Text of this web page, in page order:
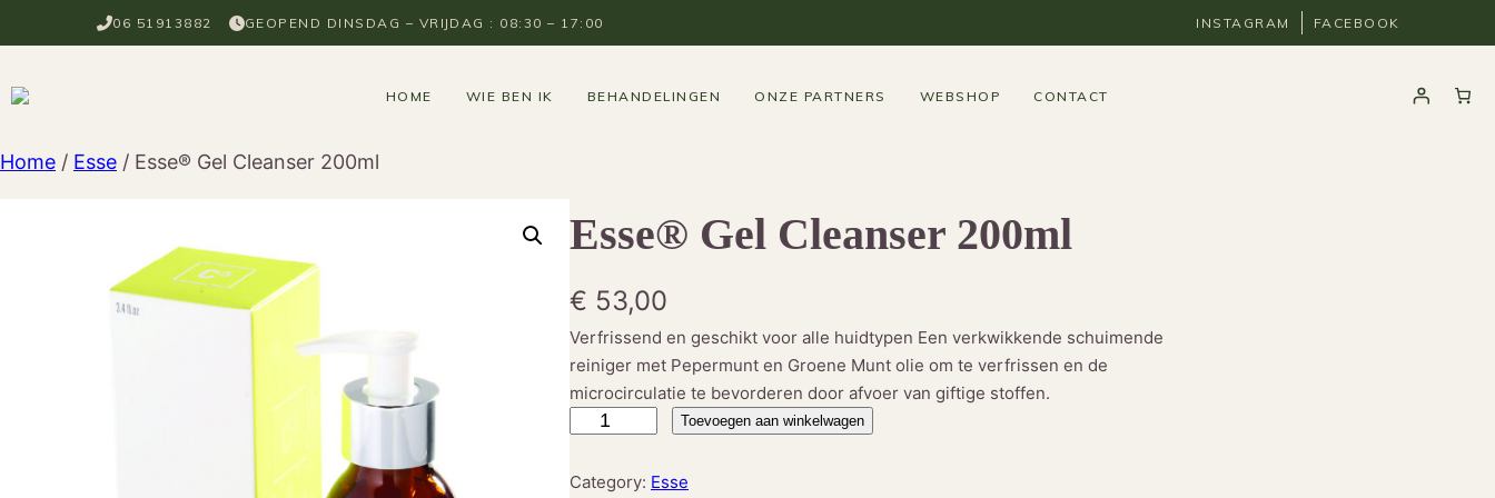
naar
inhoud
06 51913882 GEOPEND DINSDAG – VRIJDAG : 08:30 – 17:00 INSTAGRAM FACEBOOK
HOME WIE BEN IK BEHANDELINGEN ONZE PARTNERS WEBSHOP CONTACT
Home / Esse / Esse® Gel Cleanser 200ml
Esse® Gel Cleanser 200ml
€ 53,00
Verfrissend en geschikt voor alle huidtypen Een verkwikkende schuimende
reiniger met Pepermunt en Groene Munt olie om te verfrissen en de
microcirculatie te bevorderen door afvoer van giftige stoffen.
s
Toevoegen aan winkelwagen
Category: Esse